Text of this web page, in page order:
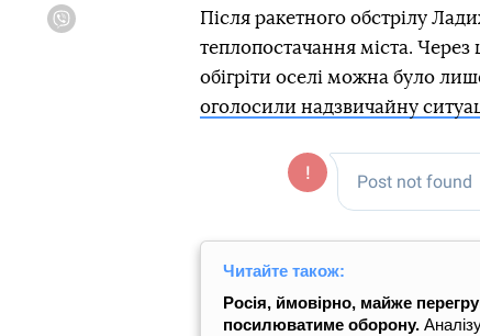
Після ракетного обстрілу
теплопостачання міста. Через
обігріти оселі можна було
оголосили надзвичайну
Читайте також:
Росія, ймовірно, майже
посилюватиме оборону.